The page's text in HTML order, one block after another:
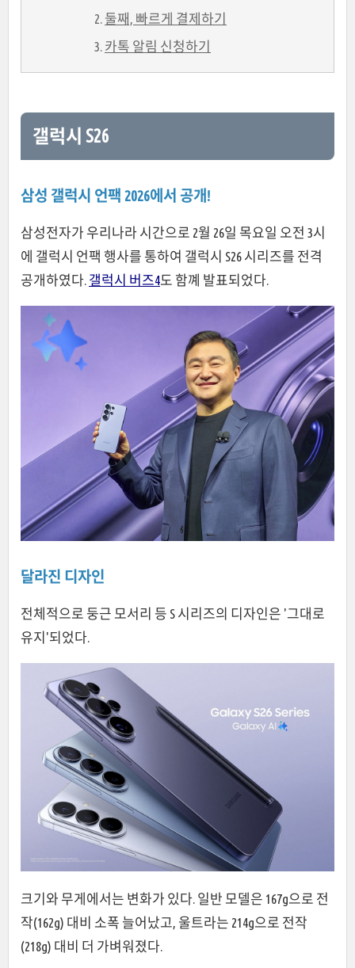
둘째, 빠르게 결제하기
카톡 알림 신청하기
갤럭시 S26
삼성 갤럭시 언팩 2026에서 공개!
삼성전자가 우리나라 시간으로 2월 26일 목요일 오전 3시
에 갤럭시 언팩 행사를 통하여 갤럭시 S26 시리즈를 전격
공개하였다. 갤럭시 버즈4도 함꼐 발표되었다.
달라진 디자인
전체적으로 둥근 모서리 등 S 시리즈의 디자인은 '그대로
유지'되었다.
크기와 무게에서는 변화가 있다. 일반 모델은 167g으로 전
작(162g) 대비 소폭 늘어났고, 울트라는 214g으로 전작
(218g) 대비 더 가벼워졌다.